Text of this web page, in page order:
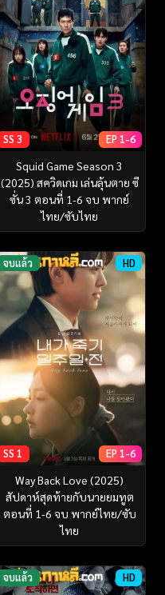
SS 3 EP 1-6
Squid Game Season 3
(2025) สควิดเกม เล่นลุ้นตาย ซี
ซั่น 3 ตอนที่ 1-6 จบ พากย์
ไทย/ซับไทย
จบแล้ว HD
SS 1 EP 1-6
Way Back Love (2025)
สัปดาห์สุดท้ายกับนายยมทูต
ตอนที่ 1-6 จบ พากย์ไทย/ซับ
ไทย
จบแล้ว HD